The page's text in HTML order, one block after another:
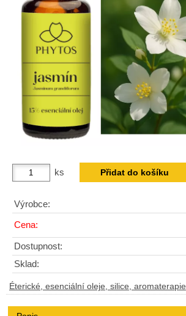
ks
Výrobce:
Cena:
Dostupnost:
Sklad:
Éterické, esenciální oleje, silice, aromaterapie